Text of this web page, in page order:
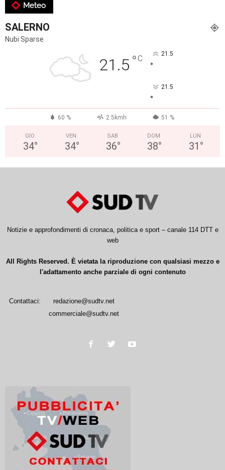
Meteo
SALERNO
Nubi Sparse
21.5 °C 21.5
°
21.5
°
60 % 2.5kmh 51 %
GIO
34°
VEN
34°
SAB
36°
DOM
38°
LUN
31 °
Notizie e approfondimenti di cronaca, politica e sport – canale 114 DTT e
web
All Rights Reserved. È vietata la riproduzione con qualsiasi mezzo e
l'adattamento anche parziale di ogni contenuto
Contattaci:
redazione@sudtv.net
commerciale@sudtv.net